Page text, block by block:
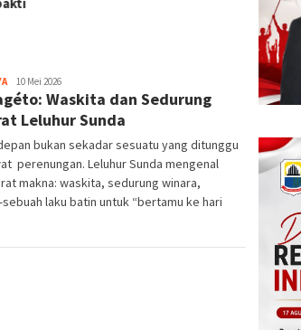
bg-
admin
10 Mei 2026
Waskita dan Sedurung
Leluhur Sunda
bukan sekadar sesuatu yang ditunggu
perenungan. Leluhur Sunda mengenal
makna: waskita, sedurung winara,
laku batin untuk “bertamu ke hari